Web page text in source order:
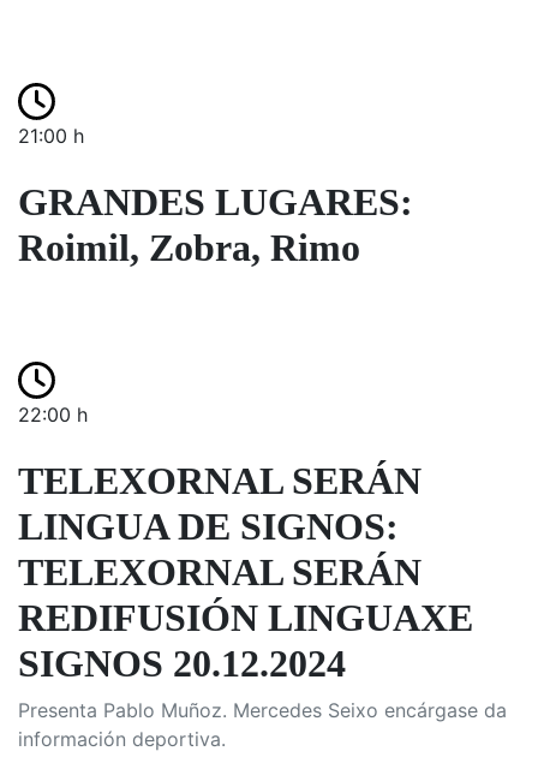
21:00 h
GRANDES LUGARES:
Roimil, Zobra, Rimo
22:00 h
TELEXORNAL SERÁN
LINGUA DE SIGNOS:
TELEXORNAL SERÁN
REDIFUSIÓN LINGUAXE
SIGNOS 20.12.2024
Presenta Pablo Muñoz. Mercedes Seixo encárgase da
información deportiva.